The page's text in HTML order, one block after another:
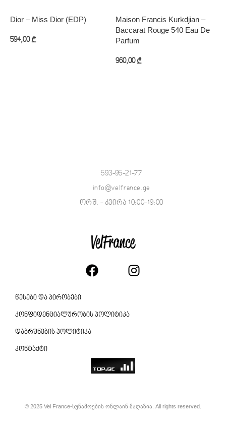
Dior – Miss Dior (EDP)
594,00 ₾
Maison Francis Kurkdjian –
Baccarat Rouge 540 Eau De
Parfum
960,00 ₾
593-95-21-77
info@velfrance.ge
ორშ. - კვირა 10:00-19:00
წესები და პირობები
კონფიდენციალურობის პოლიტიკა
დაბრუნების პოლიტიკა
კონტაქტი
© 2025 Vel France-სუნამოების ონლაინ მაღაზია. All rights reserved.